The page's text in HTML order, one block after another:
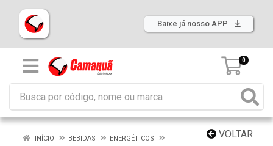
Baixe já nosso APP
0
VOLTAR
INÍCIO BEBIDAS
ENERGÉTICOS